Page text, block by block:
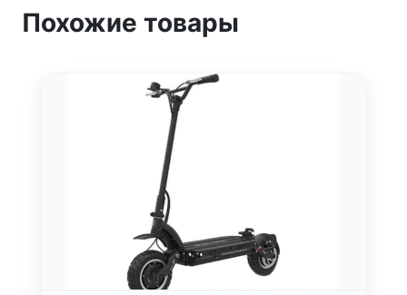
Похожие товары